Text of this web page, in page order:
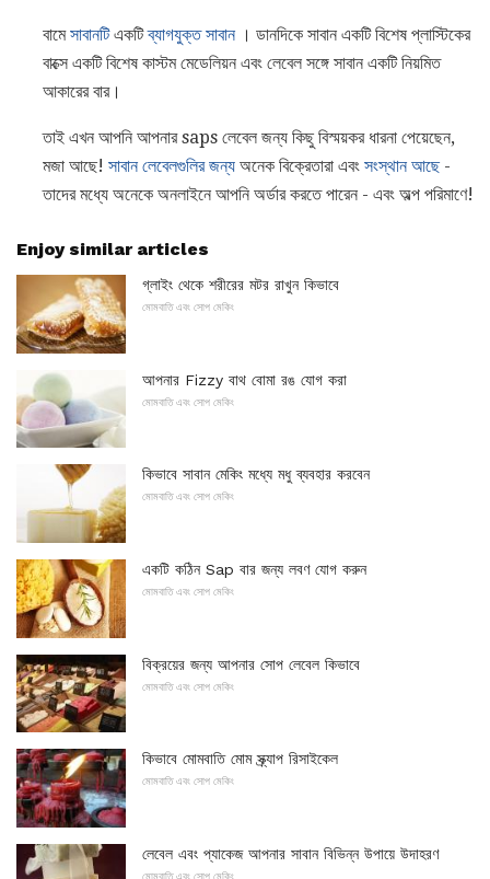
বামেসাবানটিএকটিব্যাগযুক্ত সাবান। ডানদিকে সাবান একটি বিশেষ প্লাস্টিকের
বাক্সে একটি বিশেষ কাস্টম মেডেলিয়ন এবং লেবেল সঙ্গে সাবান একটি নিয়মিত
আকারের বার।
তাই এখন আপনি আপনার saps লেবেল জন্য কিছু বিস্ময়কর ধারনা পেয়েছেন,
মজা আছে! সাবান লেবেলগুলির জন্য অনেক বিক্রেতারা এবং সংস্থান আছে-
তাদের মধ্যে অনেকে অনলাইনে আপনি অর্ডার করতে পারেন - এবং অল্প পরিমাণে!
Enjoy similar articles
গ্লাইং থেকে শরীরের মটর রাখুন কিভাবে
মোমবাতি এবং সোপ মেকিং
আপনার Fizzy বাথ বোমা রঙ যোগ করা
মোমবাতি এবং সোপ মেকিং
কিভাবে সাবান মেকিং মধ্যে মধু ব্যবহার করবেন
মোমবাতি এবং সোপ মেকিং
একটি কঠিন Sap বার জন্য লবণ যোগ করুন
মোমবাতি এবং সোপ মেকিং
বিক্রয়ের জন্য আপনার সোপ লেবেল কিভাবে
মোমবাতি এবং সোপ মেকিং
কিভাবে মোমবাতি মোম স্ক্র্যাপ রিসাইকেল
মোমবাতি এবং সোপ মেকিং
লেবেল এবং প্যাকেজ আপনার সাবান বিভিন্ন উপায়ে উদাহরণ
মোমবাতি এবং সোপ মেকিং